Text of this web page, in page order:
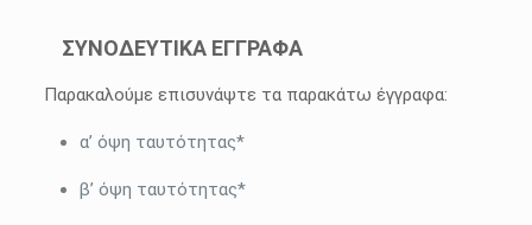
ΣΥΝΟΔΕΥΤΙΚΑ ΕΓΓΡΑΦΑ
Παρακαλούμε επισυνάψτε τα παρακάτω έγγραφα:
α’ όψη ταυτότητας*
β’ όψη ταυτότητας*